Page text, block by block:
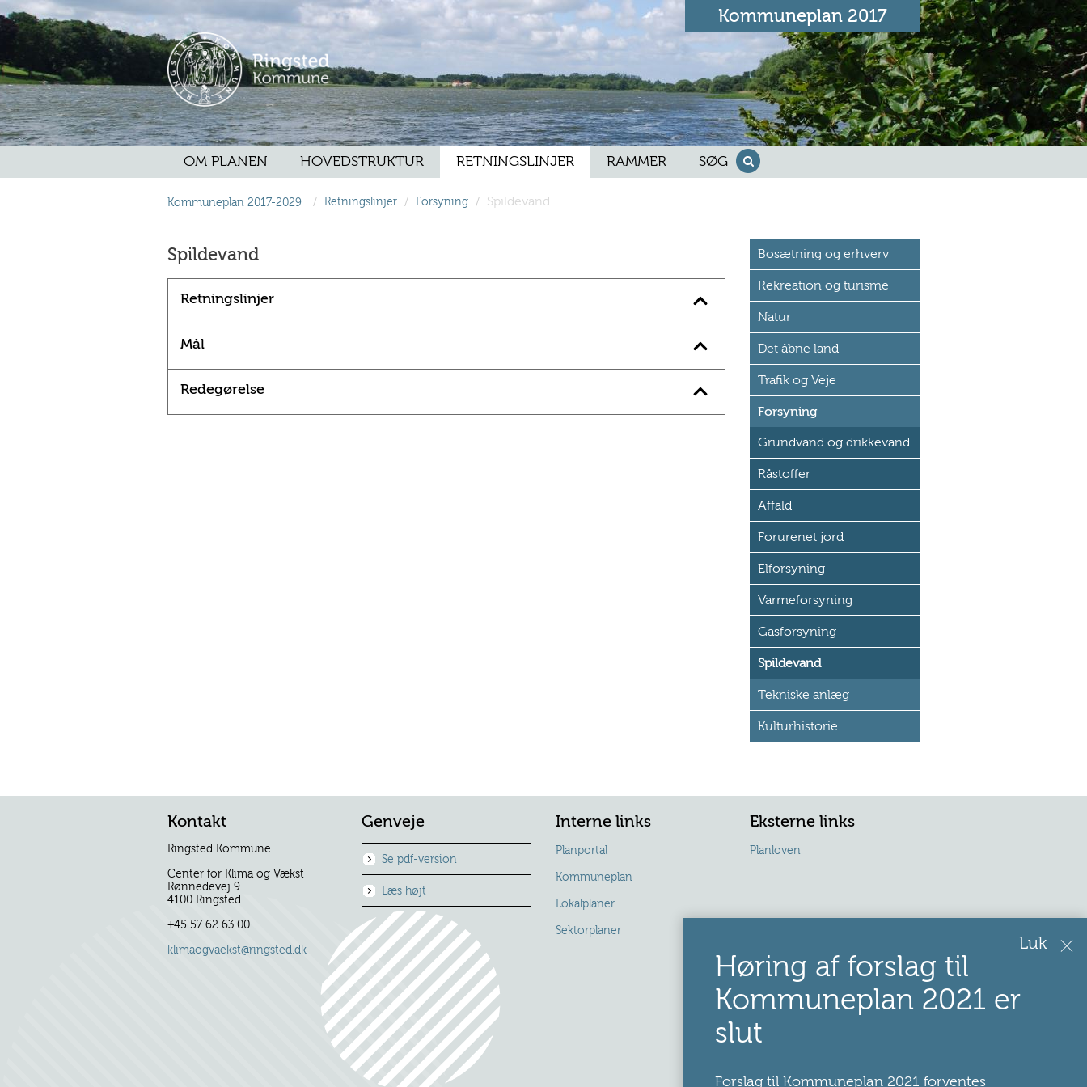
Kommuneplan 2017
OM PLANEN HOVEDSTRUKTUR RETNINGSLINJER RAMMER SØG
Kommuneplan 2017-2029 / Retningslinjer / Forsyning / Spildevand
Spildevand
Retningslinjer
Mål
Redegørelse
Bosætning og erhverv
Rekreation og turisme
Natur
Det åbne land
Trafik og Veje
Forsyning
Grundvand og drikkevand
Råstoffer
Affald
Forurenet jord
Elforsyning
Varmeforsyning
Gasforsyning
Spildevand
Tekniske anlæg
Kulturhistorie
Luk
Høring af forslag til
Kommuneplan 2021 er
slut
Forslag til Kommuneplan 2021 forventes
Kontakt
Ringsted Kommune
Center for Klima og Vækst
Rønnedevej 9
4100 Ringsted
+45 57 62 63 00
klimaogvaekst@ringsted.dk
Genveje
Se pdf-version
Læs højt
Interne links
Planportal
Kommuneplan
Lokalplaner
Sektorplaner
Eksterne links
Planloven